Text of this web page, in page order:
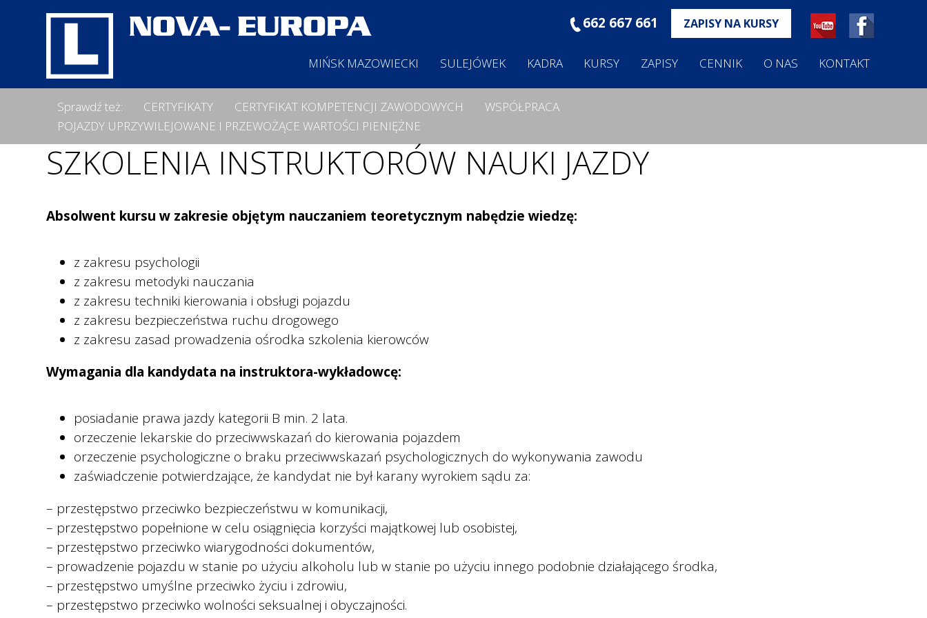
662 667 661 ZAPISY NA KURSY
MIŃSK MAZOWIECKI SULEJÓWEK KADRA KURSY ZAPISY CENNIK O NAS KONTAKT
Sprawdź też: CERTYFIKATY CERTYFIKAT KOMPETENCJI ZAWODOWYCH
WSPÓŁPRACA
POJAZDY UPRZYWILEJOWANE I PRZEWOŻĄCE WARTOŚCI PIENIĘŻNE
SZKOLENIA INSTRUKTORÓW NAUKI JAZDY
Absolwent kursu w zakresie objętym nauczaniem teoretycznym nabędzie wiedzę:
z zakresu psychologii
z zakresu metodyki nauczania
z zakresu techniki kierowania i obsługi pojazdu
z zakresu bezpieczeństwa ruchu drogowego
z zakresu zasad prowadzenia ośrodka szkolenia kierowców
Wymagania dla kandydata na instruktora-wykładowcę:
posiadanie prawa jazdy kategorii B min. 2 lata.
orzeczenie lekarskie do przeciwwskazań do kierowania pojazdem
orzeczenie psychologiczne o braku przeciwwskazań psychologicznych do wykonywania zawodu
zaświadczenie potwierdzające, że kandydat nie był karany wyrokiem sądu za:
– przestępstwo przeciwko bezpieczeństwu w komunikacji,
– przestępstwo popełnione w celu osiągnięcia korzyści majątkowej lub osobistej,
– przestępstwo przeciwko wiarygodności dokumentów,
– prowadzenie pojazdu w stanie po użyciu alkoholu lub w stanie po użyciu innego podobnie działającego środka,
– przestępstwo umyślne przeciwko życiu i zdrowiu,
– przestępstwo przeciwko wolności seksualnej i obyczajności.